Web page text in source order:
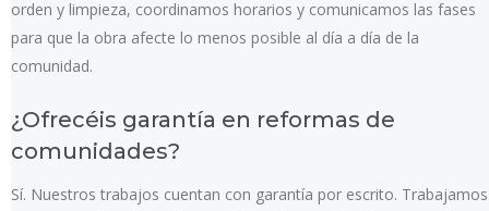
orden y limpieza, coordinamos horarios y comunicamos las fases
para que la obra afecte lo menos posible al día a día de la
comunidad.
¿Ofrecéis garantía en reformas de
comunidades?
Sí. Nuestros trabajos cuentan con garantía por escrito. Trabajamos